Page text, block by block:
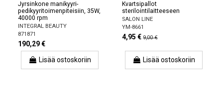
Jyrsinkone manikyyri-
pedikyyritoimenpiteisiin, 35W,
40000 rpm
INTEGRAL BEAUTY
871871
190,29 €
Lisää ostoskoriin
Kvartsipallot
sterilointilaitteeseen
SALON LINE
YM-8661
4,95 € 9,00 €
Lisää ostoskoriin